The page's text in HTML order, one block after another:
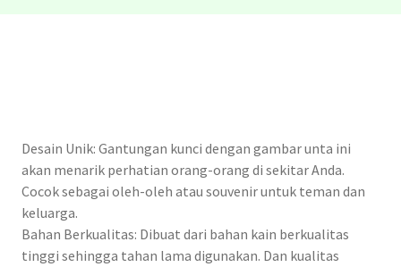
Desain Unik: Gantungan kunci dengan gambar unta ini
akan menarik perhatian orang-orang di sekitar Anda.
Cocok sebagai oleh-oleh atau souvenir untuk teman dan
keluarga.
Bahan Berkualitas: Dibuat dari bahan kain berkualitas
tinggi sehingga tahan lama digunakan. Dan kualitas